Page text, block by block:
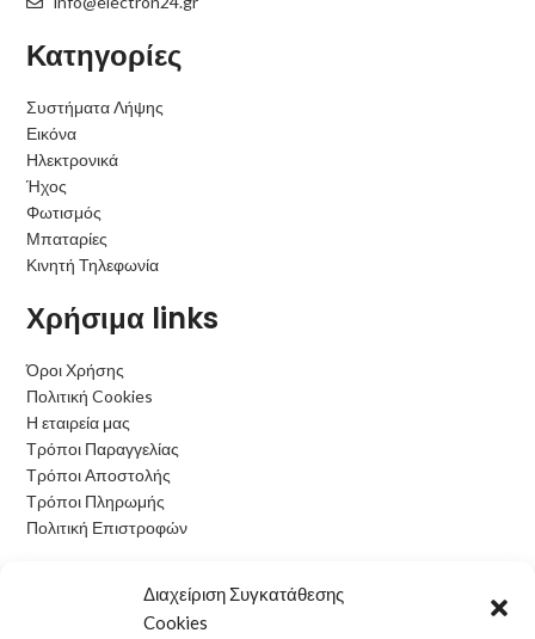
Διαχείριση Συγκατάθεσης
Cookies
Κατηγορίες
Συστήματα Λήψης
Εικόνα
Ηλεκτρονικά
Ήχος
Φωτισμός
Μπαταρίες
Κινητή Τηλεφωνία
Χρήσιμα links
Όροι Χρήσης
Πολιτική Cookies
Η εταιρεία μας
Τρόποι Παραγγελίας
Τρόποι Αποστολής
Τρόποι Πληρωμής
Πολιτική Επιστροφών
Ωράριο Λειτουργίας
Δευτέρα: 09:00 - 15:00